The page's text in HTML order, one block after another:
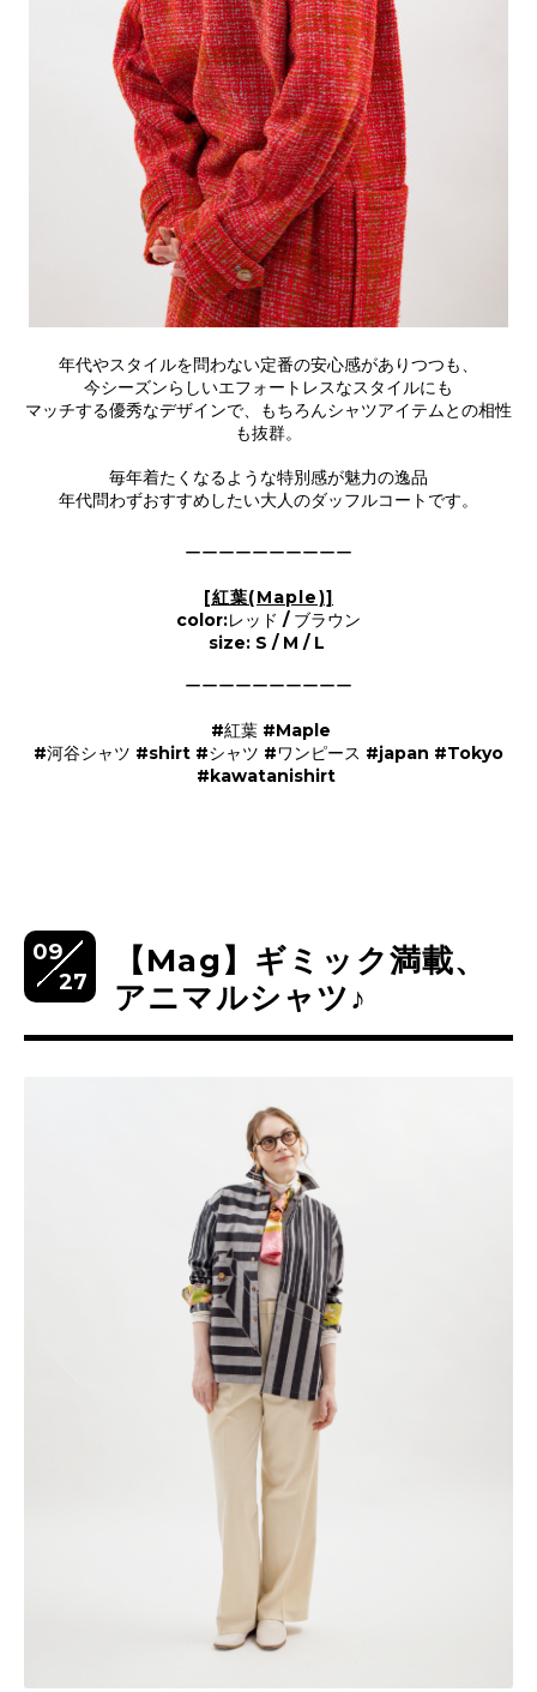
年代やスタイルを問わない定番の安心感がありつつも、
今シーズンらしいエフォートレスなスタイルにも
マッチする優秀なデザインで、もちろんシャツアイテムとの相性
も抜群。
毎年着たくなるような特別感が魅力の逸品
年代問わずおすすめしたい大人のダッフルコートです。
ーーーーーーーーーー
[紅葉(Maple)]
color:レッド / ブラウン
size: S / M / L
ーーーーーーーーーー
#紅葉 #Maple
#河谷シャツ #shirt #シャツ #ワンピース #japan #Tokyo
#kawatanishirt
09
27
【Mag】ギミック満載、
アニマルシャツ♪